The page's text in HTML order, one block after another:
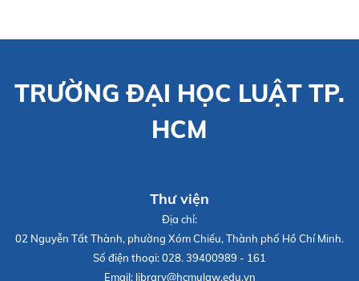
TRƯỜNG ĐẠI HỌC LUẬT TP.
HCM
Thư viện
Địa chỉ:
02 Nguyễn Tất Thành, phường Xóm Chiếu, Thành phố Hồ Chí Minh.
Số điện thoại:028. 39400989 - 161
Email: library@hcmulaw.edu.vn